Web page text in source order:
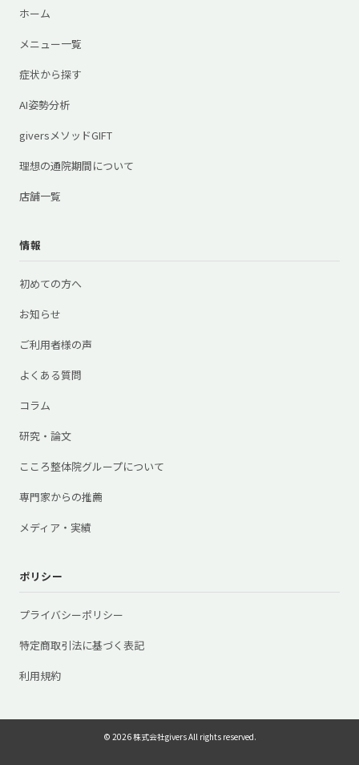
ホーム
メニュー一覧
症状から探す
AI姿勢分析
giversメソッドGIFT
理想の通院期間について
店舗一覧
情報
初めての方へ
お知らせ
ご利用者様の声
よくある質問
コラム
研究・論文
こころ整体院グループについて
専門家からの推薦
メディア・実績
ポリシー
プライバシーポリシー
特定商取引法に基づく表記
利用規約
© 2026 株式会社givers All rights reserved.